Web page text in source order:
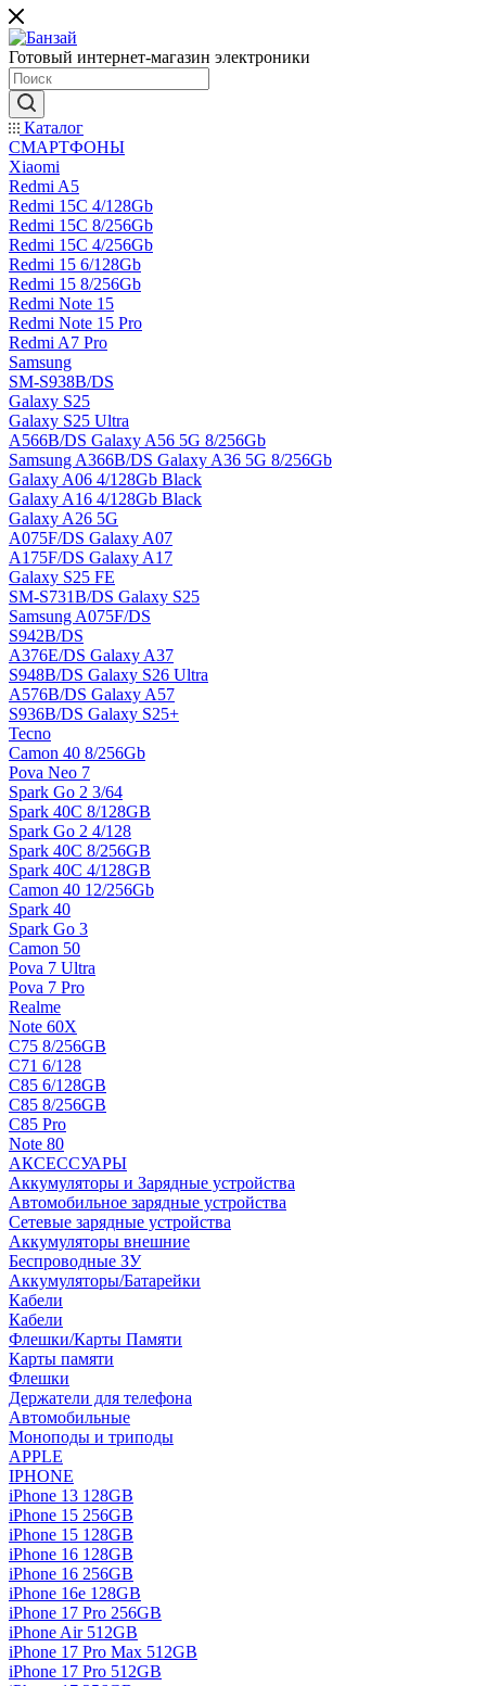
Готовый интернет-магазин электроники
Каталог
СМАРТФОНЫ
Xiaomi
Redmi A5
Redmi 15C 4/128Gb
Redmi 15C 8/256Gb
Redmi 15C 4/256Gb
Redmi 15 6/128Gb
Redmi 15 8/256Gb
Redmi Note 15
Redmi Note 15 Pro
Redmi A7 Pro
Samsung
SM-S938B/DS
Galaxy S25
Galaxy S25 Ultra
A566B/DS Galaxy A56 5G 8/256Gb
Samsung A366B/DS Galaxy A36 5G 8/256Gb
Galaxy A06 4/128Gb Black
Galaxy A16 4/128Gb Black
Galaxy A26 5G
A075F/DS Galaxy A07
A175F/DS Galaxy A17
Galaxy S25 FE
SM-S731B/DS Galaxy S25
Samsung A075F/DS
S942B/DS
A376E/DS Galaxy A37
S948B/DS Galaxy S26 Ultra
A576B/DS Galaxy A57
S936B/DS Galaxy S25+
Tecno
Camon 40 8/256Gb
Pova Neo 7
Spark Go 2 3/64
Spark 40C 8/128GB
Spark Go 2 4/128
Spark 40C 8/256GB
Spark 40C 4/128GB
Camon 40 12/256Gb
Spark 40
Spark Go 3
Camon 50
Pova 7 Ultra
Pova 7 Pro
Realme
Note 60X
C75 8/256GB
C71 6/128
C85 6/128GB
C85 8/256GB
C85 Pro
Note 80
АКСЕССУАРЫ
Аккумуляторы и Зарядные устройства
Автомобильное зарядные устройства
Сетевые зарядные устройства
Аккумуляторы внешние
Беспроводные ЗУ
Аккумуляторы/Батарейки
Кабели
Кабели
Флешки/Карты Памяти
Карты памяти
Флешки
Держатели для телефона
Автомобильные
Моноподы и триподы
APPLE
IPHONE
iPhone 13 128GB
iPhone 15 256GB
iPhone 15 128GB
iPhone 16 128GB
iPhone 16 256GB
iPhone 16e 128GB
iPhone 17 Pro 256GB
iPhone Air 512GB
iPhone 17 Pro Max 512GB
iPhone 17 Pro 512GB